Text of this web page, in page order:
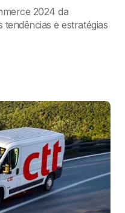
2024 da
tendências e estratégias